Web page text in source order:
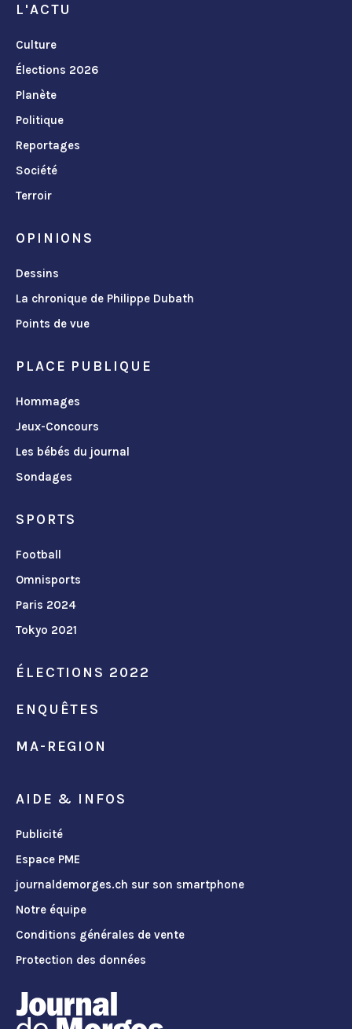
L'ACTU
Culture
Élections 2026
Planète
Politique
Reportages
Société
Terroir
OPINIONS
Dessins
La chronique de Philippe Dubath
Points de vue
PLACE PUBLIQUE
Hommages
Jeux-Concours
Les bébés du journal
Sondages
SPORTS
Football
Omnisports
Paris 2024
Tokyo 2021
ÉLECTIONS 2022
ENQUÊTES
MA-REGION
AIDE & INFOS
Publicité
Espace PME
journaldemorges.ch sur son smartphone
Notre équipe
Conditions générales de vente
Protection des données